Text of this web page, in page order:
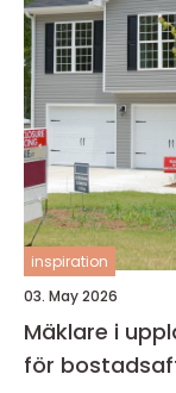
inspiration
03. May 2026
Mäklare i upplands-bro
för